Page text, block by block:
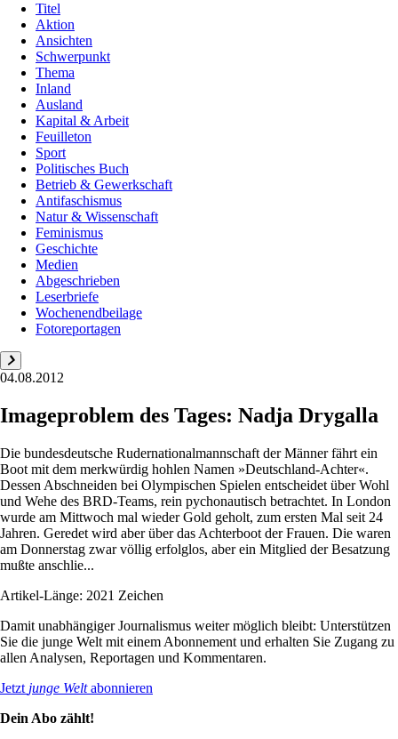
Titel
Aktion
Ansichten
Schwerpunkt
Thema
Inland
Ausland
Kapital & Arbeit
Feuilleton
Sport
Politisches Buch
Betrieb & Gewerkschaft
Antifaschismus
Natur & Wissenschaft
Feminismus
Geschichte
Medien
Abgeschrieben
Leserbriefe
Wochenendbeilage
Fotoreportagen
04.08.2012
Imageproblem des Tages: Nadja Drygalla
Die bundesdeutsche Rudernationalmannschaft der Männer fährt ein
Boot mit dem merkwürdig hohlen Namen »Deutschland-Achter«.
Dessen Abschneiden bei Olympischen Spielen entscheidet über Wohl
und Wehe des BRD-Teams, rein pychonautisch betrachtet. In London
wurde am Mittwoch mal wieder Gold geholt, zum ersten Mal seit 24
Jahren. Geredet wird aber über das Achterboot der Frauen. Die waren
am Donnerstag zwar völlig erfolglos, aber ein Mitglied der Besatzung
mußte anschlie...
Artikel-Länge: 2021 Zeichen
Damit unabhängiger Journalismus weiter möglich bleibt: Unterstützen
Sie die junge Welt mit einem Abonnement und erhalten Sie Zugang zu
allen Analysen, Reportagen und Kommentaren.
Jetzt junge Weltabonnieren
Dein Abo zählt!